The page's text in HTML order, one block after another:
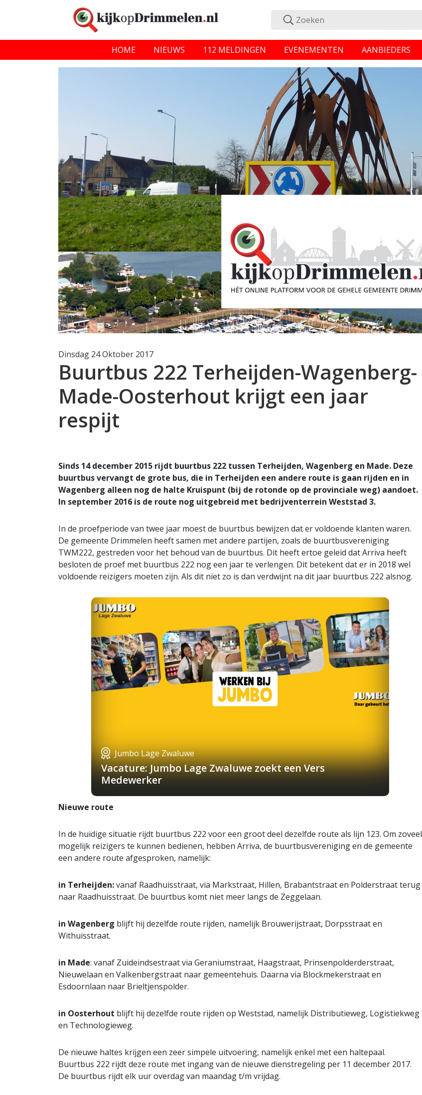
HOME NIEUWS 112 MELDINGEN EVENEMENTEN AANBIEDERS
Dinsdag 24 Oktober 2017
Buurtbus 222 Terheijden-Wagenberg-
Made-Oosterhout krijgt een jaar
respijt
Sinds 14 december 2015 rijdt buurtbus 222 tussen Terheijden, Wagenberg en Made. Deze
buurtbus vervangt de grote bus, die in Terheijden een andere route is gaan rijden en in
Wagenberg alleen nog de halte Kruispunt (bij de rotonde op de provinciale weg) aandoet.
In september 2016 is de route nog uitgebreid met bedrijventerrein Weststad 3.
In de proefperiode van twee jaar moest de buurtbus bewijzen dat er voldoende klanten waren.
De gemeente Drimmelen heeft samen met andere partijen, zoals de buurtbusvereniging
TWM222, gestreden voor het behoud van de buurtbus. Dit heeft ertoe geleid dat Arriva heeft
besloten de proef met buurtbus 222 nog een jaar te verlengen. Dit betekent dat er in 2018 wel
voldoende reizigers moeten zijn. Als dit niet zo is dan verdwijnt na dit jaar buurtbus 222 alsnog.
Jumbo Lage Zwaluwe
Vacature: Jumbo Lage Zwaluwe zoekt een Vers
Medewerker
Nieuwe route
In de huidige situatie rijdt buurtbus 222 voor een groot deel dezelfde route als lijn 123. Om zoveel
mogelijk reizigers te kunnen bedienen, hebben Arriva, de buurtbusvereniging en de gemeente
een andere route afgesproken, namelijk:
in Terheijden:vanaf Raadhuisstraat, via Markstraat, Hillen, Brabantstraat en Polderstraat terug
naar Raadhuisstraat. De buurtbus komt niet meer langs de Zeggelaan.
in Wagenberg blijft hij dezelfde route rijden, namelijk Brouwerijstraat, Dorpsstraat en
Withuisstraat.
in Made: vanaf Zuideindsestraat via Geraniumstraat, Haagstraat, Prinsenpolderderstraat,
Nieuwelaan en Valkenbergstraat naar gemeentehuis. Daarna via Blockmekerstraat en
Esdoornlaan naar Brieltjenspolder.
in Oosterhout blijft hij dezelfde route rijden op Weststad, namelijk Distributieweg, Logistiekweg
en Technologieweg.
De nieuwe haltes krijgen een zeer simpele uitvoering, namelijk enkel met een haltepaal.
Buurtbus 222 rijdt deze route met ingang van de nieuwe dienstregeling per 11 december 2017.
De buurtbus rijdt elk uur overdag van maandag t/m vrijdag.